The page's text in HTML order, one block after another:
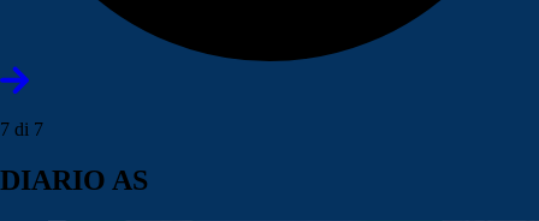
7 di 7
DIARIO AS